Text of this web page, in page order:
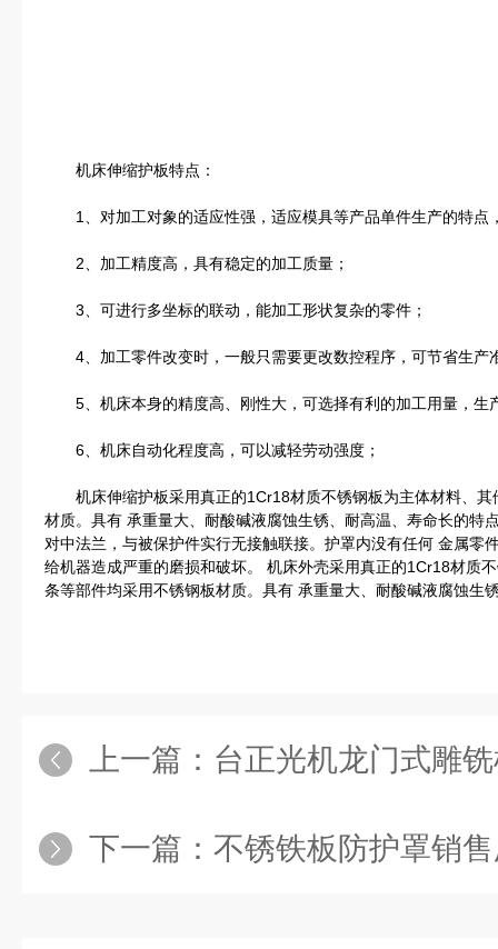
机床伸缩护板特点：
1、对加工对象的适应性强，适应模具等产品单件生产的特点
2、加工精度高，具有稳定的加工质量；
3、可进行多坐标的联动，能加工形状复杂的零件；
4、加工零件改变时，一般只需要更改数控程序，可节省生产
5、机床本身的精度高、刚性大，可选择有利的加工用量，生
6、机床自动化程度高，可以减轻劳动强度；
机床伸缩护板采用真正的1Cr18材质不锈钢板为主体材料、其
材质。具有 承重量大、耐酸碱液腐蚀生锈、耐高温、寿命长的特
对中法兰，与被保护件实行无接触联接。护罩内没有任何 金属零
给机器造成严重的磨损和破坏。 机床外壳采用真正的1Cr18材质
条等部件均采用不锈钢板材质。具有 承重量大、耐酸碱液腐蚀生
上一篇： 台正光机龙门式雕
下一篇： 不锈铁板防护罩销